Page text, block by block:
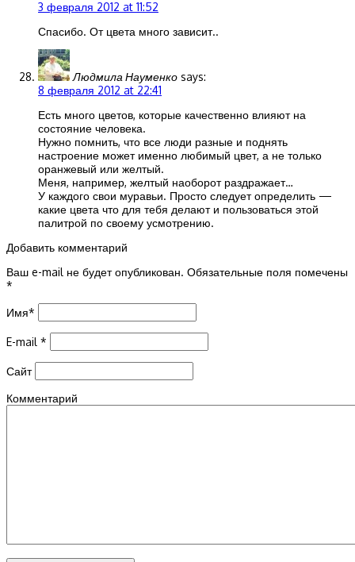
3 февраля 2012 at 11:52
Спасибо. От цвета много зависит..
Людмила Науменко says:
8 февраля 2012 at 22:41
Есть много цветов, которые качественно влияют на
состояние человека.
Нужно помнить, что все люди разные и поднять
настроение может именно любимый цвет, а не только
оранжевый или желтый.
Меня, например, желтый наоборот раздражает…
У каждого свои муравьи. Просто следует определить —
какие цвета что для тебя делают и пользоваться этой
палитрой по своему усмотрению.
Добавить комментарий
Ваш e-mail не будет опубликован. Обязательные поля помечены
*
Имя*
E-mail *
Сайт
Комментарий